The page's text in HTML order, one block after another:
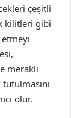
çeşitli
kilitleri gibi
meraklı
olur.